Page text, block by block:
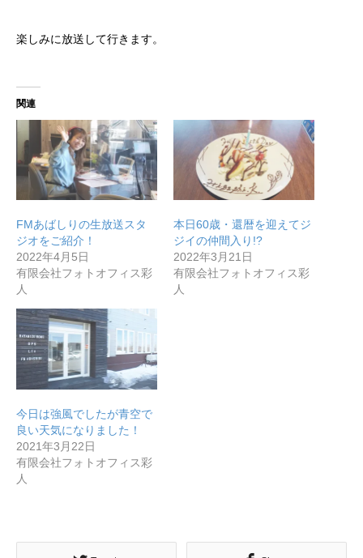
楽しみに放送して行きます。
関連
FMあばしりの生放送スタ
ジオをご紹介！
2022年4月5日
有限会社フォトオフィス彩
人
本日60歳・還暦を迎えてジ
ジイの仲間入り!?
2022年3月21日
有限会社フォトオフィス彩
人
今日は強風でしたが青空で
良い天気になりました！
2021年3月22日
有限会社フォトオフィス彩
人